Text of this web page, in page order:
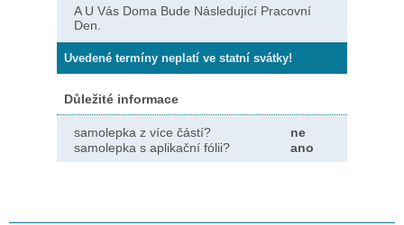
A U Vás Doma Bude Následující Pracovní
Den.
Uvedené termíny neplatí ve statní svátky!
Důležité informace
samolepka z více částí?
ne
samolepka s aplikační fólii?
ano